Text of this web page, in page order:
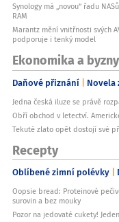
Synology má „novou“ řadu
RAM
Marantz mění vnitřnosti svých
podporuje i tenký model
Ekonomika a
Daňové přiznání Novela
Jedna česká iluze se právě
Obří obchod v letectví.
Tekuté zlato opět dostojí své
Recepty
Oblíbené zimní polévky
Oopsie bread: Proteinové
surovin a bez mouky
Pozor na jedovaté cukety!